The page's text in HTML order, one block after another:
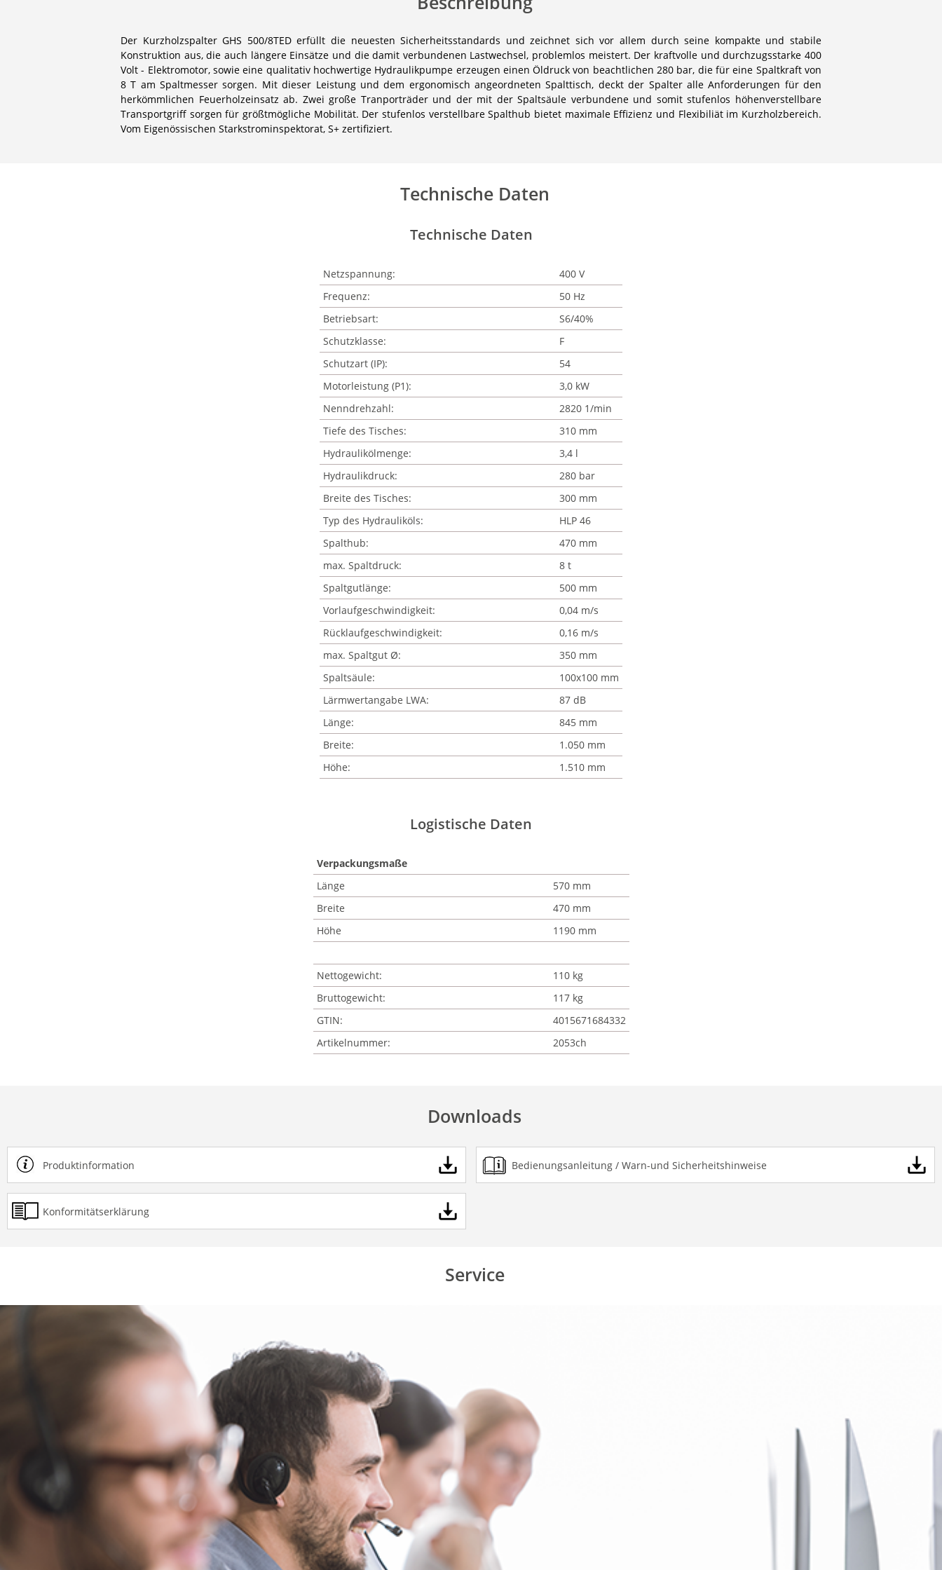
Der Kurzholzspalter GHS 500/8TED erfüllt die neuesten Sicherheitsstandards und zeichnet sich vor allem durch seine kompakte und stabile
Konstruktion aus, die auch längere Einsätze und die damit verbundenen Lastwechsel, problemlos meistert. Der kraftvolle und durchzugsstarke 400
Volt - Elektromotor, sowie eine qualitativ hochwertige Hydraulikpumpe erzeugen einen Öldruck von beachtlichen 280 bar, die für eine Spaltkraft von
8 T am Spaltmesser sorgen. Mit dieser Leistung und dem ergonomisch angeordneten Spalttisch, deckt der Spalter alle Anforderungen für den
herkömmlichen Feuerholzeinsatz ab. Zwei große Tranporträder und der mit der Spaltsäule verbundene und somit stufenlos höhenverstellbare
Transportgriff sorgen für größtmögliche Mobilität. Der stufenlos verstellbare Spalthub bietet maximale Effizienz und Flexibiliät im Kurzholzbereich.
Vom Eigenössischen Starkstrominspektorat, S+ zertifiziert.
Technische Daten
Technische Daten
Netzspannung:
400 V
Frequenz:
50 Hz
Betriebsart:
S6/40%
Schutzklasse:
F
Schutzart (IP):
54
Motorleistung (P1):
3,0 kW
Nenndrehzahl:
2820 1/min
Tiefe des Tisches:
310 mm
Hydraulikölmenge:
3,4 l
Hydraulikdruck:
280 bar
Breite des Tisches:
300 mm
Typ des Hydrauliköls:
HLP 46
Spalthub:
470 mm
max. Spaltdruck:
8 t
Spaltgutlänge:
500 mm
Vorlaufgeschwindigkeit:
0,04 m/s
Rücklaufgeschwindigkeit:
0,16 m/s
max. Spaltgut Ø:
350 mm
Spaltsäule:
100x100 mm
Lärmwertangabe LWA:
87 dB
Länge:
845 mm
Breite:
1.050 mm
Höhe:
1.510 mm
Logistische Daten
Verpackungsmaße
Länge
570 mm
Breite
470 mm
Höhe
1190 mm
Nettogewicht:
110 kg
Bruttogewicht:
117 kg
GTIN:
4015671684332
Artikelnummer:
2053ch
Downloads
Produktinformation Bedienungsanleitung / Warn-und Sicherheitshinweise
Konformitätserklärung
Service